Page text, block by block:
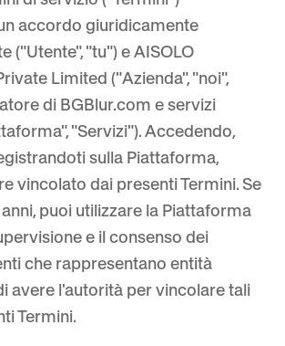
cosa
schermo
GDPR
del vlogger
e streaming
cosa
Remover
Foto
del viso
Vocale
lezioni e privacy distrettuale
e conformità
e magazzini
in clinica e a contatto col paziente
sicura e oscuramento
visi in blocco
e SLA
accordo giuridicamente
("Utente", "tu") e AISOLO
Limited ("Azienda", "noi",
di BGBlur.com e servizi
"Servizi"). Accedendo,
sulla Piattaforma,
vincolato dai presenti Termini. Se
puoi utilizzare la Piattaforma
e il consenso dei
che rappresentano entità
avere l'autorità per vincolare tali
Termini.